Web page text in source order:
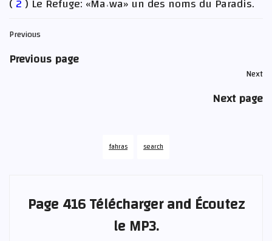
( 2 ) Le Refuge: «Ma˓wa» un des noms du Paradis.
Previous
Previous page
Next
Next page
fahras search
Page 416 Télécharger and Écoutez
le MP3.